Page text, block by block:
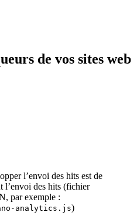
de vos sites web
l’envoi des hits est de
l’envoi des hits (fichier
par exemple :
analytics.js)